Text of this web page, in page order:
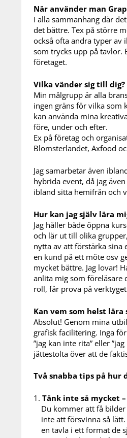
När använder man
I alla sammanhang där
det bättre. Tex på större
också ofta andra typer av
som trycks upp på tavlor.
företaget.
Vilka vänder sig till dig?
Min målgrupp är alla
ingen gräns för vilka
kan använda mina
före, under och efter.
Ex på företag och
Blomsterlandet, Axfood
Jag samarbetar även
hybrida event, då jag
ibland sitta hemifrån och
Hur kan jag själv lära
Jag håller både öppna
och lär ut till olika
nytta av att förstärka sina
en kund på ett möte osv
mycket bättre. Jag lovar!
anlita mig som föreläsare
roll, får prova på
Kan vem som helst lära
Absolut! Genom mina
grafisk facilitering. Inga
”jag kan inte rita” eller
jättestolta över att de
Två snabba tips på
Tänk inte så mycket
Du kommer att få
inte att försvinna så
en tavla i ett format de